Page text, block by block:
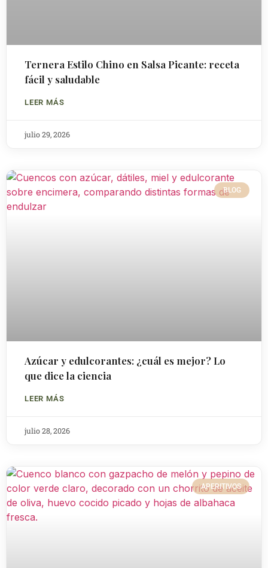
Ternera Estilo Chino en Salsa Picante: receta
fácil y saludable
LEER MÁS
julio 29, 2026
BLOG
Azúcar y edulcorantes: ¿cuál es mejor? Lo
que dice la ciencia
LEER MÁS
julio 28, 2026
APERITIVOS